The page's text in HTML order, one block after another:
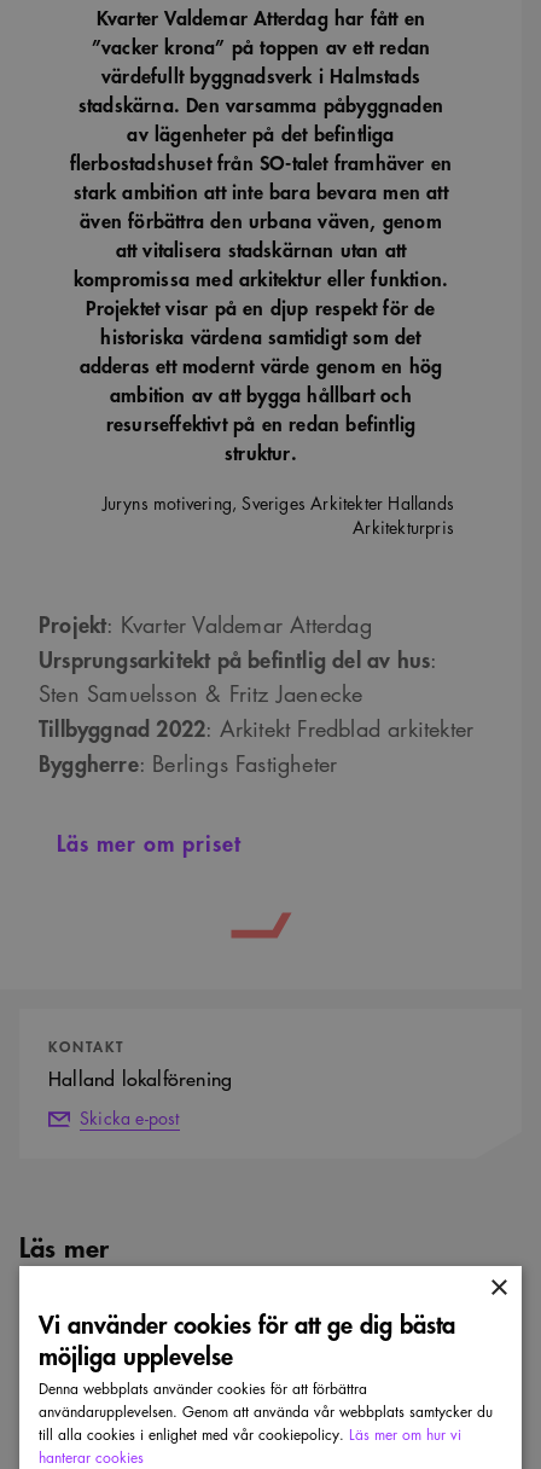
Kvarter Valdemar Atterdag har fått en
”vacker krona” på toppen av ett redan
värdefullt byggnadsverk i Halmstads
stadskärna. Den varsamma påbyggnaden
av lägenheter på det befintliga
flerbostadshuset från SO-talet framhäver en
stark ambition att inte bara bevara men att
även förbättra den urbana väven, genom
att vitalisera stadskärnan utan att
kompromissa med arkitektur eller funktion.
Projektet visar på en djup respekt för de
historiska värdena samtidigt som det
adderas ett modernt värde genom en hög
ambition av att bygga hållbart och
resurseffektivt på en redan befintlig
struktur.
Juryns motivering, Sveriges Arkitekter Hallands
Arkitekturpris
Projekt: Kvarter Valdemar Atterdag
Ursprungsarkitekt på befintlig del av hus:
Sten Samuelsson & Fritz Jaenecke
Tillbyggnad 2022: Arkitekt Fredblad arkitekter
Byggherre: Berlings Fastigheter
Läs mer om priset
KONTAKT
Halland lokalförening
Skicka e-post
Läs mer
Visa alla nyheter
Sveriges
bästa
arkitektur
×
Vi använder cookies för att ge dig bästa
möjliga upplevelse
Denna webbplats använder cookies för att förbättra
användarupplevelsen. Genom att använda vår webbplats samtycker du
till alla cookies i enlighet med vår cookiepolicy. Läs mer om hur vi
hanterar cookies